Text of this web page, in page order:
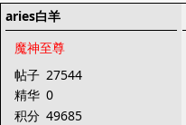
aries白羊
魔神至尊
帖子 27544
精华 0
积分 49685